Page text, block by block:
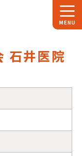
ュー
石井医院